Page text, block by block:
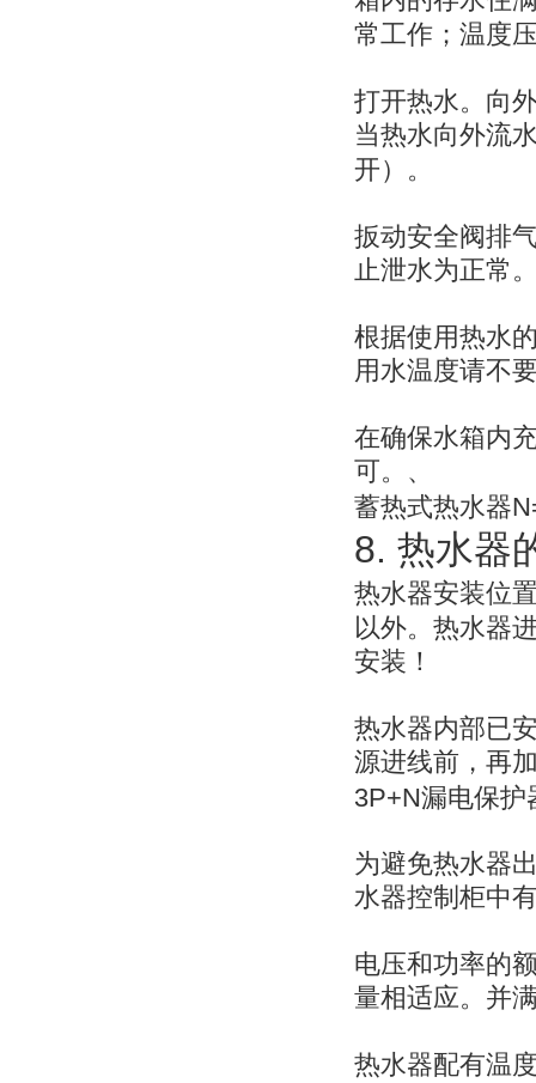
常工作；温度
打开热水。向
当热水向外流
开）。
扳动安全阀排
止泄水为正常
根据使用热水
用水温度请不
在确保水箱内
可。、
蓄热式热水器
8. 热水器
热水器安装位
以外。热水器
安装！
热水器内部已
源进线前，再
3P+N漏电保护
为避免热水器
水器控制柜中
电压和功率的
量相适应。并
热水器配有温